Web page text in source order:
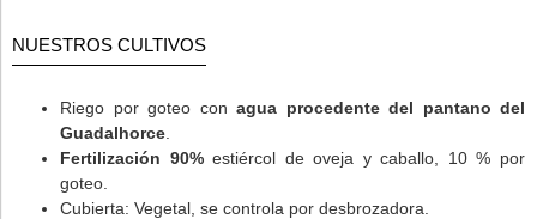
NUESTROS CULTIVOS
Riego por goteo con agua procedente del pantano del
Guadalhorce
Fertilización 90%estiércol de oveja y caballo, 10 % por
goteo.
Cubierta: Vegetal, se controla por desbrozadora.